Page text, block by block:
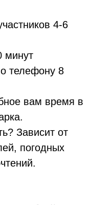
4-6
минут
телефону 8
вам время в
Зависит от
погодных